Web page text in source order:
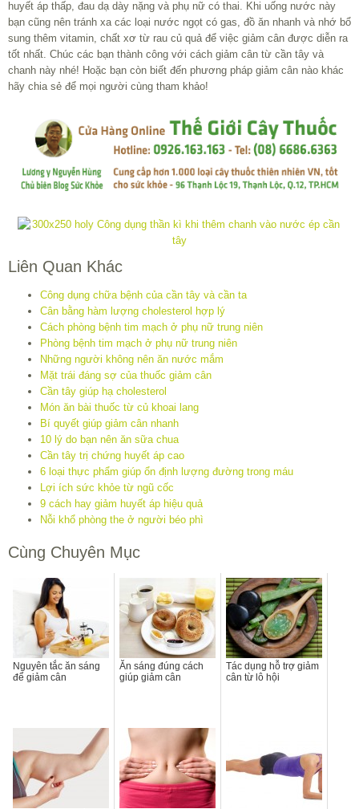
huyết áp thấp, đau dạ dày nặng và phụ nữ có thai. Khi uống nước này
bạn cũng nên tránh xa các loại nước ngọt có gas, đồ ăn nhanh và nhớ bổ
sung thêm vitamin, chất xơ từ rau củ quả để việc giảm cân được diễn ra
tốt nhất. Chúc các bạn thành công với cách giảm cân từ cần tây và
chanh này nhé! Hoặc bạn còn biết đến phương pháp giảm cân nào khác
hãy chia sẻ để mọi người cùng tham khảo!
Liên Quan Khác
Công dụng chữa bệnh của cần tây và cần ta
Cân bằng hàm lượng cholesterol hợp lý
Cách phòng bệnh tim mạch ở phụ nữ trung niên
Phòng bệnh tim mạch ở phụ nữ trung niên
Những người không nên ăn nước mắm
Mặt trái đáng sợ của thuốc giảm cân
Cần tây giúp hạ cholesterol
Món ăn bài thuốc từ củ khoai lang
Bí quyết giúp giảm cân nhanh
10 lý do bạn nên ăn sữa chua
Cần tây trị chứng huyết áp cao
6 loại thực phẩm giúp ổn định lượng đường trong máu
Lợi ích sức khỏe từ ngũ cốc
9 cách hay giảm huyết áp hiệu quả
Nỗi khổ phòng the ở người béo phì
Cùng Chuyên Mục
Nguyên tắc ăn sáng
để giảm cân
Ăn sáng đúng cách
giúp giảm cân
Tác dụng hỗ trợ giảm
cân từ lô hội